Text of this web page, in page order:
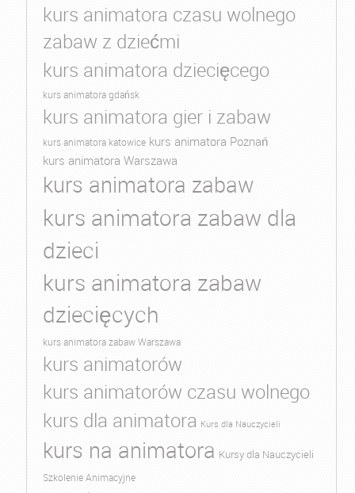
kurs animatora czasu wolnego
zabaw z dziećmi
kurs animatora dziecięcego
kurs animatora gdańsk
kurs animatora gier i zabaw
kurs animatora katowice kurs animatora Poznań
kurs animatora Warszawa
kurs animatora zabaw
kurs animatora zabaw dla
dzieci
kurs animatora zabaw
dziecięcych
kurs animatora zabaw Warszawa
kurs animatorów
kurs animatorów czasu wolnego
kurs dla animatora Kurs dla Nauczycieli
kurs na animatora Kursy dla Nauczycieli
Szkolenie Animacyjne